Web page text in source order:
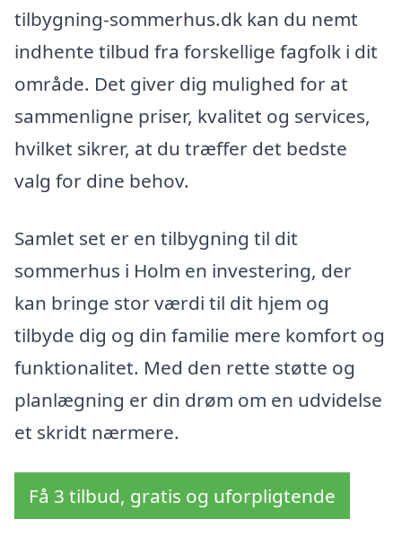
tilbygning-sommerhus.dk kan du nemt
indhente tilbud fra forskellige fagfolk i dit
område. Det giver dig mulighed for at
sammenligne priser, kvalitet og services,
hvilket sikrer, at du træffer det bedste
valg for dine behov.
Samlet set er en tilbygning til dit
sommerhus i Holm en investering, der
kan bringe stor værdi til dit hjem og
tilbyde dig og din familie mere komfort og
funktionalitet. Med den rette støtte og
planlægning er din drøm om en udvidelse
et skridt nærmere.
Få 3 tilbud, gratis og uforpligtende